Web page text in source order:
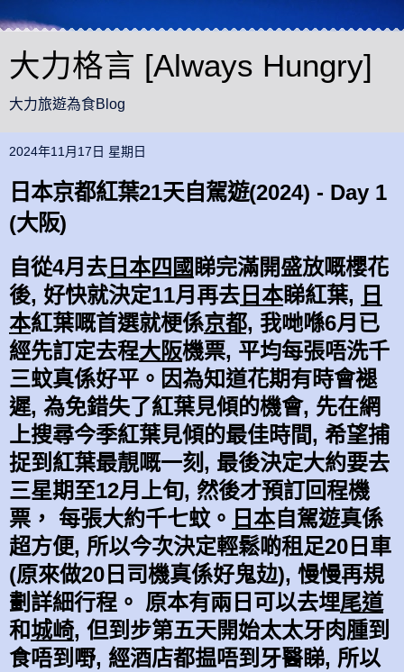
大力格言 [Always Hungry]
大力旅遊為食Blog
2024年11月17日 星期日
日本京都紅葉21天自駕遊(2024) - Day 1
(大阪)
自從4月去 日本四國 睇完滿開盛放嘅櫻花
後, 好快就決定11月再去 日本睇紅葉, 日
本紅葉嘅首選就梗係京都, 我哋喺6月已
經先訂定去程大阪機票, 平均每張唔洗千
三蚊真係好平 。 因為知道花期有時會褪
遲, 為免錯失了紅葉見傾的機會, 先在網
上搜尋今季紅葉見傾的最佳時間, 希望捕
捉到紅葉最靚嘅一刻, 最後決定大約要去
三星期至12月上旬, 然後才預訂回程機
票， 每張大約千七蚊。 日本自駕遊真係
超方便, 所以今次決定輕鬆啲租足20日車
(原來做20日司機真係好鬼攰), 慢慢再規
劃詳細行程。 原本有兩日可以去埋尾道
和城崎, 但到步第五天開始太太牙肉腫到
食唔到嘢, 經酒店都揾唔到牙醫睇, 所以